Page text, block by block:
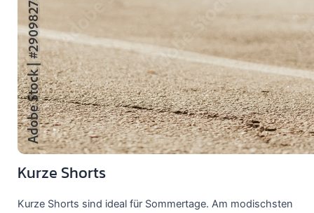
Kurze Shorts
Kurze Shorts sind ideal für Sommertage. Am modischsten